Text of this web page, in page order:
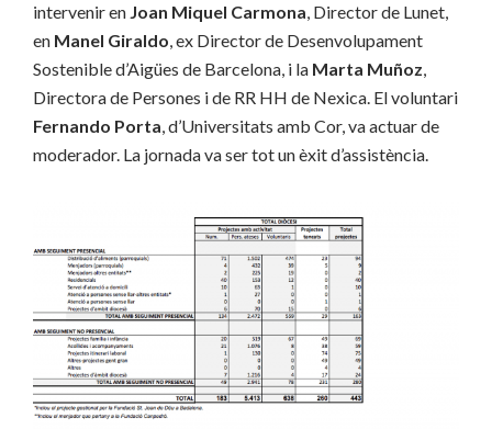
intervenir en Joan Miquel Carmona, Director de Lunet,
en Manel Giraldo, ex Director de Desenvolupament
Sostenible d’Aigües de Barcelona, i la Marta Muñoz,
Directora de Persones i de RR HH de Nexica. El voluntari
Fernando Porta, d’Universitats amb Cor, va actuar de
moderador. La jornada va ser tot un èxit d’assistència.